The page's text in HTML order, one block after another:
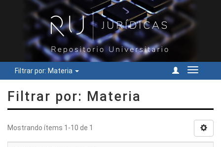
Filtrar por: Materia
Cambiar
Filtrar por: Materia
Mostrando ítems 1-10 de 1